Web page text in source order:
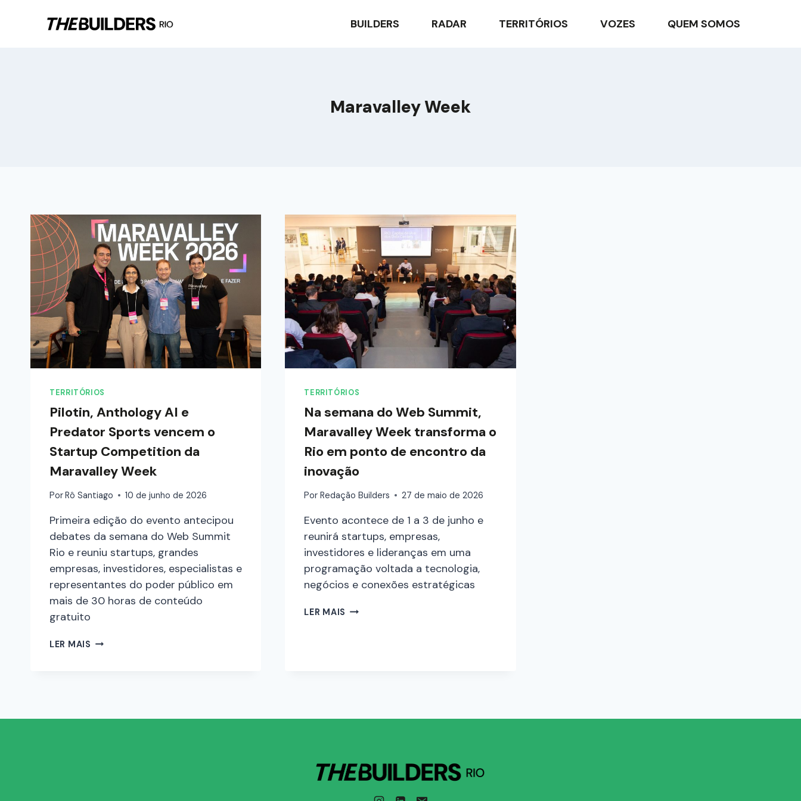
BUILDERS RADAR TERRITÓRIOS VOZES QUEM SOMOS
Maravalley Week
TERRITÓRIOS
Pilotin, Anthology AI e
Predator Sports vencem o
Startup Competition da
Maravalley Week
PorRô Santiago 10 de junho de 2026
Primeira edição do evento antecipou
debates da semana do Web Summit
Rio e reuniu startups, grandes
empresas, investidores, especialistas e
representantes do poder público em
mais de 30 horas de conteúdo
gratuito
LER MAIS
TERRITÓRIOS
Na semana do Web Summit,
Maravalley Week transforma o
Rio em ponto de encontro da
inovação
Por Redação Builders 27 de maio de 2026
Evento acontece de 1 a 3 de junho e
reunirá startups, empresas,
investidores e lideranças em uma
programação voltada a tecnologia,
negócios e conexões estratégicas
LER MAIS